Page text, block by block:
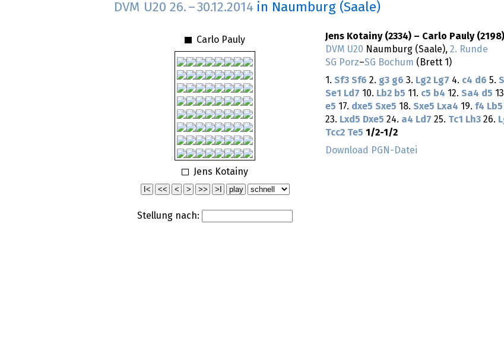
DVM U20 26. –30.12.2014 in Naumburg (Saale)
Carlo Pauly
Jens Kotainy
Stellung nach:
Jens Kotainy (2334) – Carlo Pauly (2198)
DVM U20 Naumburg (Saale), 2. Runde
SG Porz–SG Bochum (Brett 1)
1. Sf3 Sf6 2. g3 g6 3. Lg2 Lg7 4. c4 d6 5.
Se1
Ld7 10. Lb2 b5 11. c5 b4 12. Sa4 d5
e5 17. dxe5 Sxe5 18. Sxe5 Lxa4 19. f4 Lb5
23. Lxd5 Dxe5 24. a4 Ld7 25. Tc1 Lh3 26.
Tcc2 Te5 1/2-1/2
Download PGN-Datei